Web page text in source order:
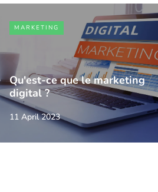
MARKETING
Qu'est-ce que le marketing
digital ?
11 April 2023